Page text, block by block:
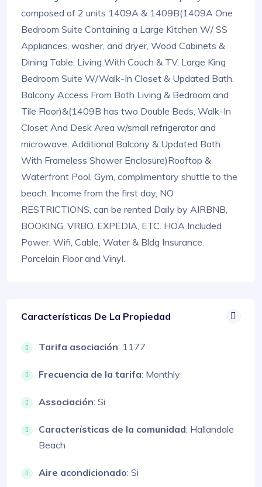
composed of 2 units 1409A & 1409B(1409A One
Bedroom Suite Containing a Large Kitchen W/ SS
Appliances, washer, and dryer, Wood Cabinets &
Dining Table. Living With Couch & TV. Large King
Bedroom Suite W/Walk-In Closet & Updated Bath.
Balcony Access From Both Living & Bedroom and
Tile Floor)&(1409B has two Double Beds, Walk-In
Closet And Desk Area w/small refrigerator and
microwave, Additional Balcony & Updated Bath
With Frameless Shower Enclosure)Rooftop &
Waterfront Pool, Gym, complimentary shuttle to the
beach. Income from the first day, NO
RESTRICTIONS, can be rented Daily by AIRBNB,
BOOKING, VRBO, EXPEDIA, ETC. HOA Included
Power, Wifi, Cable, Water & Bldg Insurance.
Porcelain Floor and Vinyl.
Características De La Propiedad
Tarifa asociación: 1177
Frecuencia de la tarifa: Monthly
Associación: Si
Características de la comunidad: Hallandale
Beach
Aire acondicionado: Si